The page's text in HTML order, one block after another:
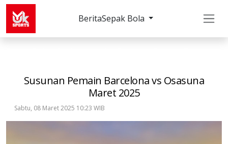
BeritaSepak Bola
Susunan Pemain Barcelona vs Osasuna
Maret 2025
Sabtu, 08 Maret 2025 10:23 WIB